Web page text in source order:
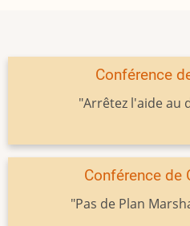
Conférence
"Arrêtez l'aide au
Conférence de
"Pas de Plan